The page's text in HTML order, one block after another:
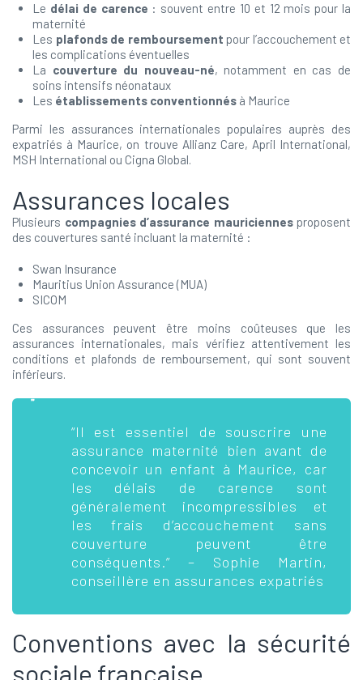
Le délai de carence : souvent entre 10 et 12 mois pour la
maternité
Les plafonds de remboursement pour l’accouchement et
les complications éventuelles
La couverture du nouveau-né, notamment en cas de
soins intensifs néonataux
Les établissements conventionnés à Maurice
Parmi les assurances internationales populaires auprès des
expatriés à Maurice, on trouve Allianz Care, April International,
MSH International ou Cigna Global.
Assurances locales
Plusieurs compagnies d’assurance mauriciennesproposent
des couvertures santé incluant la maternité :
Swan Insurance
Mauritius Union Assurance (MUA)
SICOM
Ces assurances peuvent être moins coûteuses que les
assurances internationales, mais vérifiez attentivement les
conditions et plafonds de remboursement, qui sont souvent
inférieurs.
“Il est essentiel de souscrire une
assurance maternité bien avant de
concevoir un enfant à Maurice, car
les délais de carence sont
généralement incompressibles et
les frais d’accouchement sans
couverture peuvent être
conséquents.” – Sophie Martin,
conseillère en assurances expatriés
Conventions avec la sécurité
sociale française